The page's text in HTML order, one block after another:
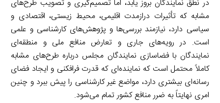
در نطق نمایندگان بروز یابد، اما تصمیم‌گیری و تصویب طرح‌های
مشابه که تأثیرات درازمدت اقلیمی، محیط زیستی، اقتصادی و
سیاسی دارد، نیازمند بررسی‌ها و پژوهش‌های کارشناسی و علمی
است. در رویه‌های جاری و تعارض منافع ملی و منطقه‌ای
نمایندگان با فضاسازی نمایندگان مجلس درباره طرح‌های مشابه
کاملاً محتمل است که نماینده‌ای که قدرت فرافکنی و ایجاد فضای
رسانه‌ای بیشتری دارد، مواضع غیر کارشناسی را پیش ببرد و چنین
امری نهایتاً به ضرر منافع کشور تمام می‌شود.